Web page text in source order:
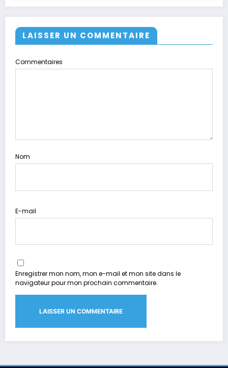
LAISSER UN COMMENTAIRE
Commentaires
Nom
E-mail
Enregistrer mon nom, mon e-mail et mon site dans le
navigateur pour mon prochain commentaire.